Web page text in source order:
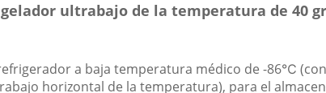
ultrabajo de la temperatura de 40
a baja temperatura médico de -86℃
horizontal de la temperatura), para el